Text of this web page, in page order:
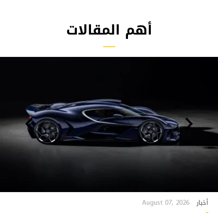
أهم المقالات
أخبار August 07, 2026